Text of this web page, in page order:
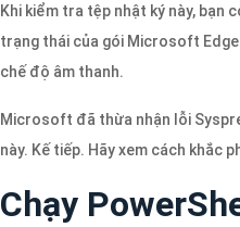
Khi kiểm tra tệp nhật ký này, bạn
trạng thái của gói Microsoft
chế độ âm thanh.
Microsoft đã thừa nhận lỗi
này. Kế tiếp. Hãy xem cách khắc
Chạy